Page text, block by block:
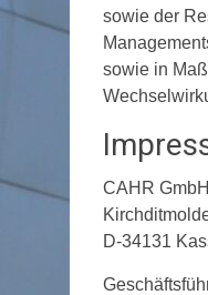
sowie der
sowie in
CAHR GmbH
D-34131